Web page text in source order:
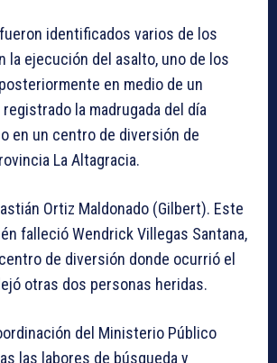
identificados varios de los
la ejecución del asalto, uno de los
en medio de un
la madrugada del día
en un centro de diversión de
La Altagracia.
Ortiz Maldonado (Gilbert). Este
falleció Wendrick Villegas Santana,
de diversión donde ocurrió el
otras dos personas heridas.
del Ministerio Público
las labores de búsqueda y